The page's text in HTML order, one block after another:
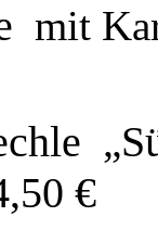
mit
„
€